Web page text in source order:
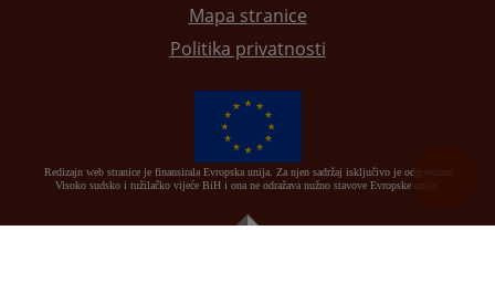
Mapa stranice
Politika privatnosti
Redizajn web stranice je finansirala Evropska unija. Za njen sadržaj isključivo je odgovorno
Visoko sudsko i tužilačko vijeće BiH i ona ne odražava nužno stavove Evropske unije.